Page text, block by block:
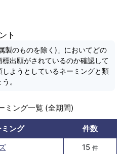
ト
製のものを除く)」においてどの
出願がされているのか確認して
ようとしているネーミングと類
。
ミング一覧 (全期間)
ング
件数
15 件